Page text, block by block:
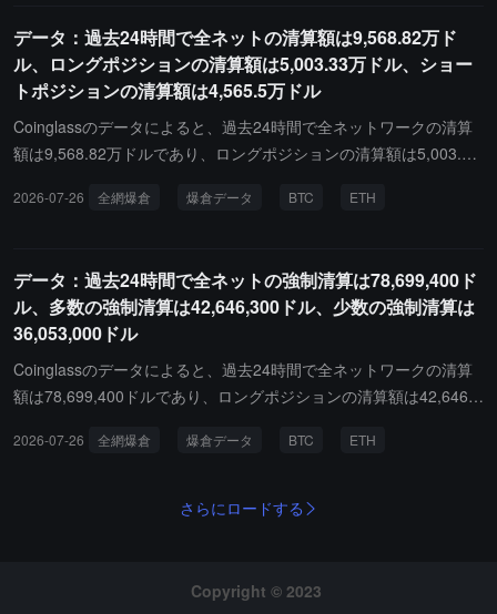
ョートポジションの清算額は8,518.91万ドルです。さらに、最近24
時間で、世界中で56,495人が清算され、最大の単一清算はHyperliq
uid - XYZ:BRENTOIL-USDで発生し、その価値は935.33万ドルで
す。
データ：過去24時間で全ネットの清算額は9,568.82万ド
ル、ロングポジションの清算額は5,003.33万ドル、ショー
トポジションの清算額は4,565.5万ドル
Coinglassのデータによると、過去24時間で全ネットワークの清算
額は9,568.82万ドルであり、ロングポジションの清算額は5,003.33
中でビットコインのロングポジションの清算額は116.67万ドル、ビ
のショートポジションの清算額は808.03万ドルです。さらに、最近
24時間で、世界中で53,869人が清算され、最大の単一清算はHyperl
iquid - XYZ:BRENTOIL-USDで発生し、その価値は935.33万ドルで
す。
2026-07-26 全網爆倉 爆倉データ BTC ETH
データ：過去24時間で全ネットの強制清算は78,699,400ド
ル、多数の強制清算は42,646,300ドル、少数の強制清算は
36,053,000ドル
Coinglassのデータによると、過去24時間で全ネットワークの清算
額は78,699,400ドルであり、ロングポジションの清算額は42,646,3
の中で、ビットコインのロングポジションの清算額は3,322,900ド
ル、イーサリアムのロングポジションの清算額は2,966,500ドル、
の単一清算はHyperliquid - XYZ:CL-USDで発生し、その価値は653,
2026-07-26 全網爆倉 爆倉データ BTC ETH
さらにロードする
Copyright © 2023